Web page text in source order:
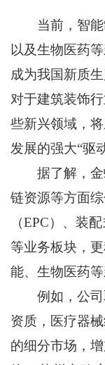
当前，智能
以及生物医药
成为我国新质
对于建筑装饰
些新兴领域，
发展的强大“驱
据了解，金
链资源等方面
（EPC）、装
等业务板块，
能、生物医药
例如，公司
资质，医疗器
的细分市场，